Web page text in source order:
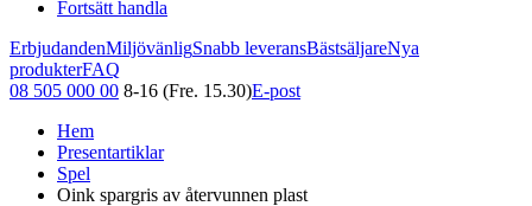
Fortsätt handla
ErbjudandenMiljövänligSnabb leveransBästsäljareNya
produkterFAQ
08 505 000 00 8-16 (Fre. 15.30)E-post
Hem
Presentartiklar
Spel
Oink spargris av återvunnen plast